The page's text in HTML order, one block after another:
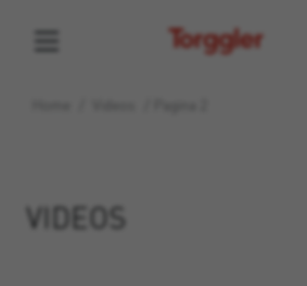
Torggler
VIDEOS